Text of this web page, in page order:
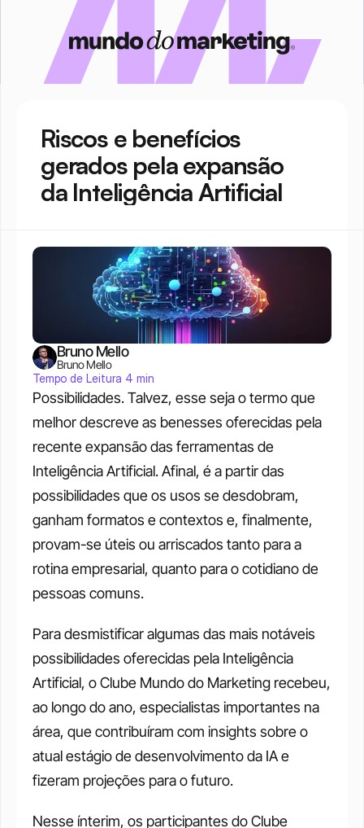
Riscos e benefícios
gerados pela expansão
da Inteligência Artificial
Possibilidades. Talvez, esse seja o termo que
melhor descreve as benesses oferecidas pela
recente expansão das ferramentas de
Inteligência Artificial. Afinal, é a partir das
possibilidades que os usos se desdobram,
ganham formatos e contextos e, finalmente,
provam-se úteis ou arriscados tanto para a
rotina empresarial, quanto para o cotidiano de
pessoas comuns.
Para desmistificar algumas das mais notáveis
possibilidades oferecidas pela Inteligência
Artificial, o Clube Mundo do Marketing recebeu,
ao longo do ano, especialistas importantes na
área, que contribuíram com insights sobre o
atual estágio de desenvolvimento da IA e
fizeram projeções para o futuro.
Nesse ínterim, os participantes do Clube
Bruno Mello
Bruno Mello
Tempo de Leitura 4 min